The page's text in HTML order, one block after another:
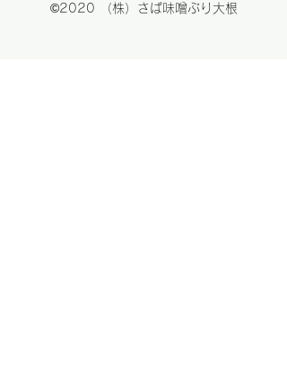
©2020 （株）さば味噌ぶり大根